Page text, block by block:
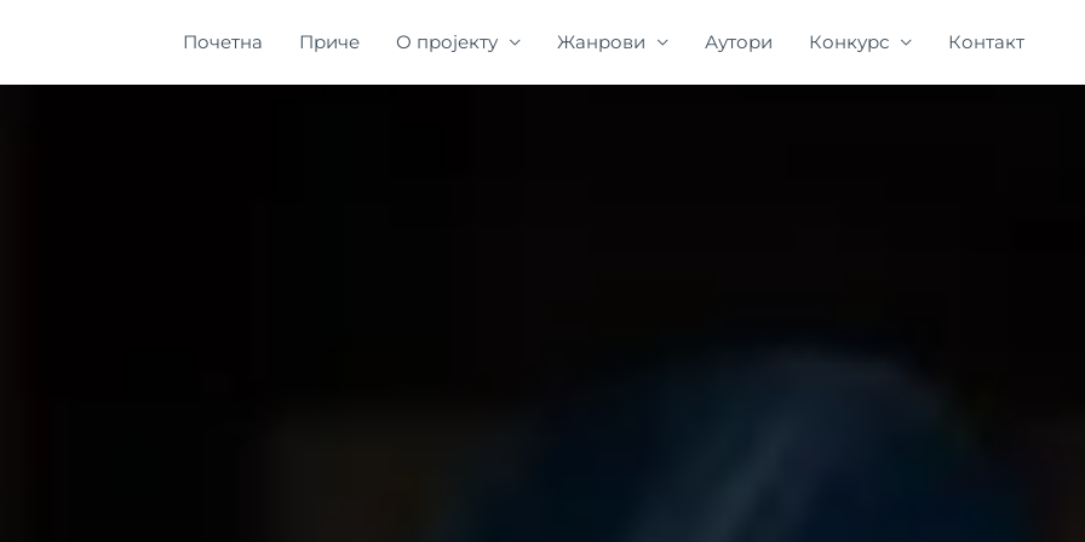
Почетна Приче О пројекту Жанрови Аутори Конкурс Контакт